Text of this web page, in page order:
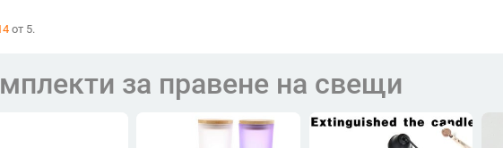
от 5.
за правене на свещи